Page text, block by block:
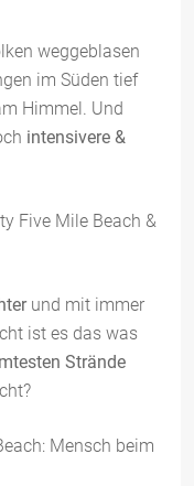
weggeblasen
im Süden tief
Himmel. Und
intensivere &
und mit immer
ist es das was
Strände